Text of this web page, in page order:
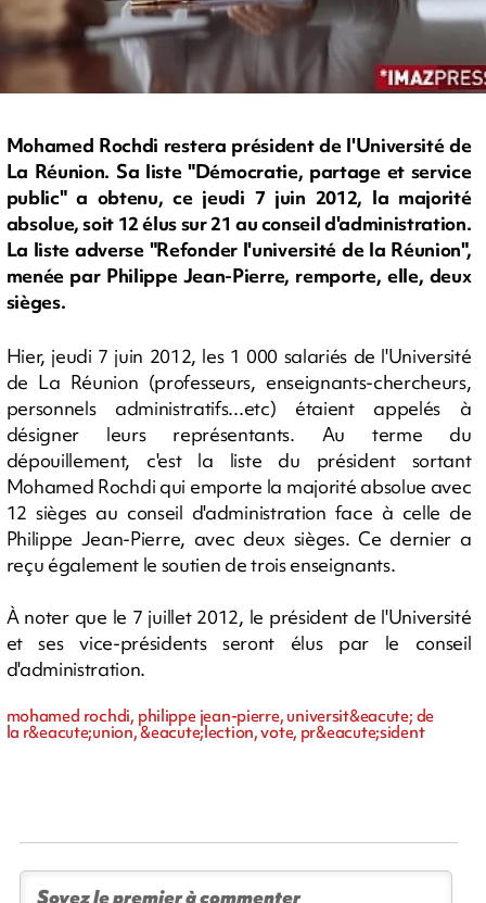
Mohamed Rochdi restera président de l'Université de
La Réunion. Sa liste "Démocratie, partage et service
public" a obtenu, ce jeudi 7 juin 2012, la majorité
absolue, soit 12 élus sur 21 au conseil d'administration.
La liste adverse "Refonder l'université de la Réunion",
menée par Philippe Jean-Pierre, remporte, elle, deux
sièges.
Hier, jeudi 7 juin 2012, les 1 000 salariés de l'Université
de La Réunion (professeurs, enseignants-chercheurs,
personnels administratifs...etc) étaient appelés à
désigner leurs représentants. Au terme du
dépouillement, c'est la liste du président sortant
Mohamed Rochdi qui emporte la majorité absolue avec
12 sièges au conseil d'administration face à celle de
Philippe Jean-Pierre, avec deux sièges. Ce dernier a
reçu également le soutien de trois enseignants.
À noter que le 7 juillet 2012, le président de l'Université
et ses vice-présidents seront élus par le conseil
d'administration.
mohamed rochdi, philippe jean-pierre, universit&eacute; de
la r&eacute;union, &eacute;lection, vote, pr&eacute;sident